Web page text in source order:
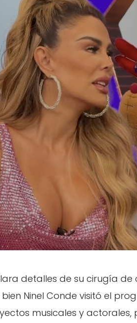
detalles de su cirugía de
Ninel Conde visitó el
musicales y